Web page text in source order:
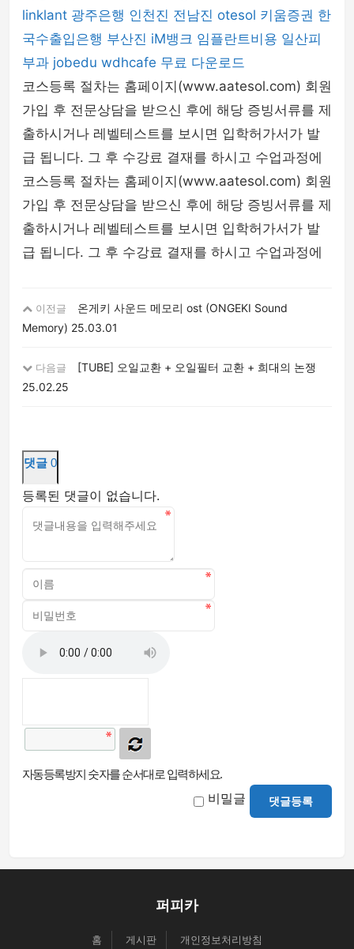
linklant 광주은행 인천진 전남진 otesol 키움증권 한
국수출입은행 부산진 iM뱅크 임플란트비용 일산피
부과 jobedu wdhcafe 무료 다운로드
코스등록 절차는 홈페이지(www.aatesol.com) 회원
가입 후 전문상담을 받으신 후에 해당 증빙서류를 제
출하시거나 레벨테스트를 보시면 입학허가서가 발
급 됩니다. 그 후 수강료 결재를 하시고 수업과정에
코스등록 절차는 홈페이지(www.aatesol.com) 회원
가입 후 전문상담을 받으신 후에 해당 증빙서류를 제
출하시거나 레벨테스트를 보시면 입학허가서가 발
급 됩니다. 그 후 수강료 결재를 하시고 수업과정에
이전글
온게키 사운드 메모리 ost (ONGEKI Sound
Memory) 25.03.01
다음글
[TUBE] 오일교환 + 오일필터 교환 + 희대의 논쟁
25.02.25
댓글 0
등록된 댓글이 없습니다.
자동등록방지 숫자를 순서대로 입력하세요.
비밀글 댓글등록
퍼피카
홈 게시판 개인정보처리방침